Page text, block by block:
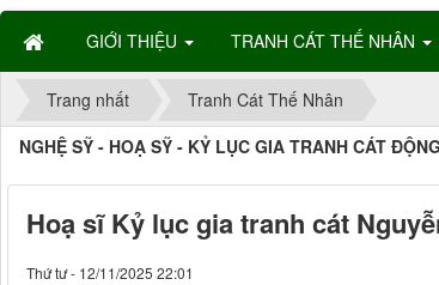
GIỚI THIỆU TRANH CÁT THẾ NHÂN
Trang nhất Tranh Cát Thế Nhân
NGHỆ SỸ - HOẠ SỸ - KỶ LỤC GIA TRANH CÁT ĐỘNG
Hoạ sĩ Kỷ lục gia tranh cát
Thứ tư - 12/11/2025 22:01